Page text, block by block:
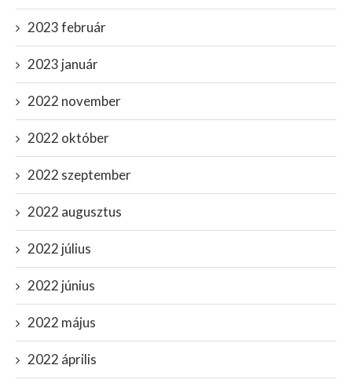
2023 február
2023 január
2022 november
2022 október
2022 szeptember
2022 augusztus
2022 július
2022 június
2022 május
2022 április